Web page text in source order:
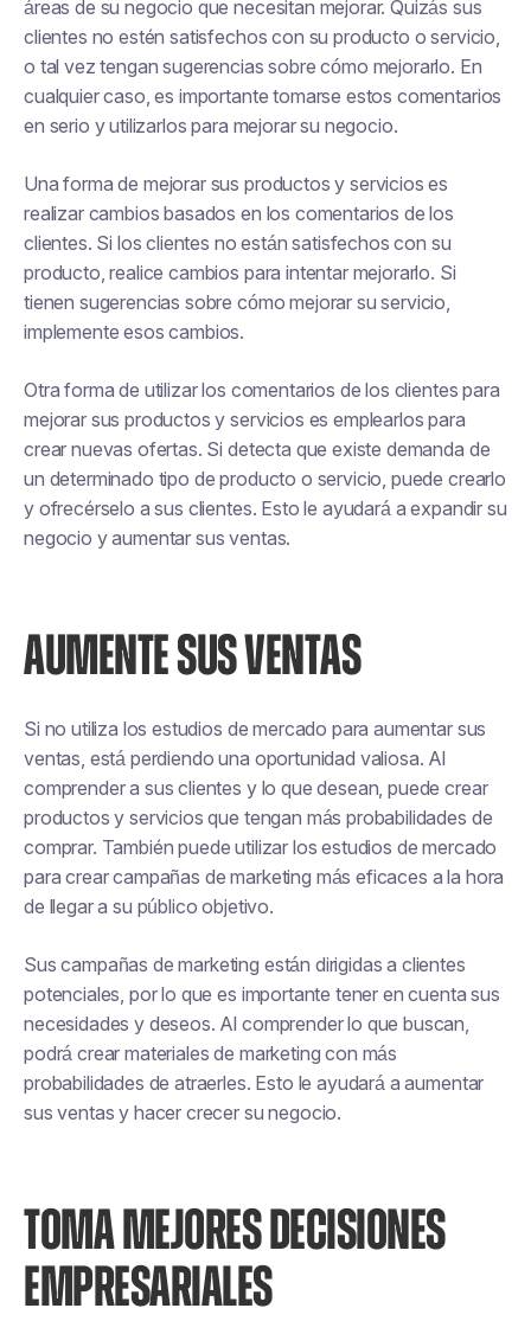
áreas de su negocio que necesitan mejorar. Quizás sus
clientes no estén satisfechos con su producto o servicio,
o tal vez tengan sugerencias sobre cómo mejorarlo. En
cualquier caso, es importante tomarse estos comentarios
en serio y utilizarlos para mejorar su negocio.
Una forma de mejorar sus productos y servicios es
realizar cambios basados en los comentarios de los
clientes. Si los clientes no están satisfechos con su
producto, realice cambios para intentar mejorarlo. Si
tienen sugerencias sobre cómo mejorar su servicio,
implemente esos cambios.
Otra forma de utilizar los comentarios de los clientes para
mejorar sus productos y servicios es emplearlos para
crear nuevas ofertas. Si detecta que existe demanda de
un determinado tipo de producto o servicio, puede crearlo
y ofrecérselo a sus clientes. Esto le ayudará a expandir su
negocio y aumentar sus ventas.
AUMENTE SUS VENTAS
Si no utiliza los estudios de mercado para aumentar sus
ventas, está perdiendo una oportunidad valiosa. Al
comprender a sus clientes y lo que desean, puede crear
productos y servicios que tengan más probabilidades de
comprar. También puede utilizar los estudios de mercado
para crear campañas de marketing más eficaces a la hora
de llegar a su público objetivo.
Sus campañas de marketing están dirigidas a clientes
potenciales, por lo que es importante tener en cuenta sus
necesidades y deseos. Al comprender lo que buscan,
podrá crear materiales de marketing con más
probabilidades de atraerles. Esto le ayudará a aumentar
sus ventas y hacer crecer su negocio.
TOMA MEJORES DECISIONES
EMPRESARIALES